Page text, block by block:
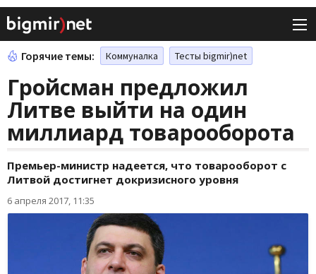
Горячие темы: Коммуналка Тесты bigmir)net
Гройсман предложил
Литве выйти на один
миллиард товарооборота
Премьер-министр надеется, что товарооборот с
Литвой достигнет докризисного уровня
6 апреля 2017, 11:35